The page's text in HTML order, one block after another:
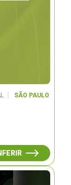
SÃO PAULO